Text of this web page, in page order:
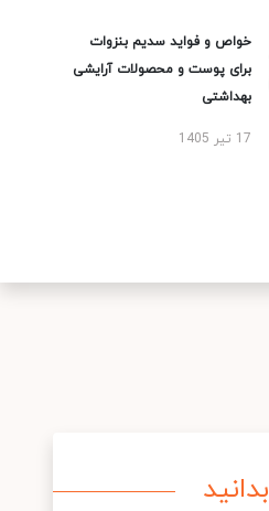
خواص و فواید سدیم بنزوات
برای پوست و محصولات آرایشی
بهداشتی
17 تیر 1405
بدانید